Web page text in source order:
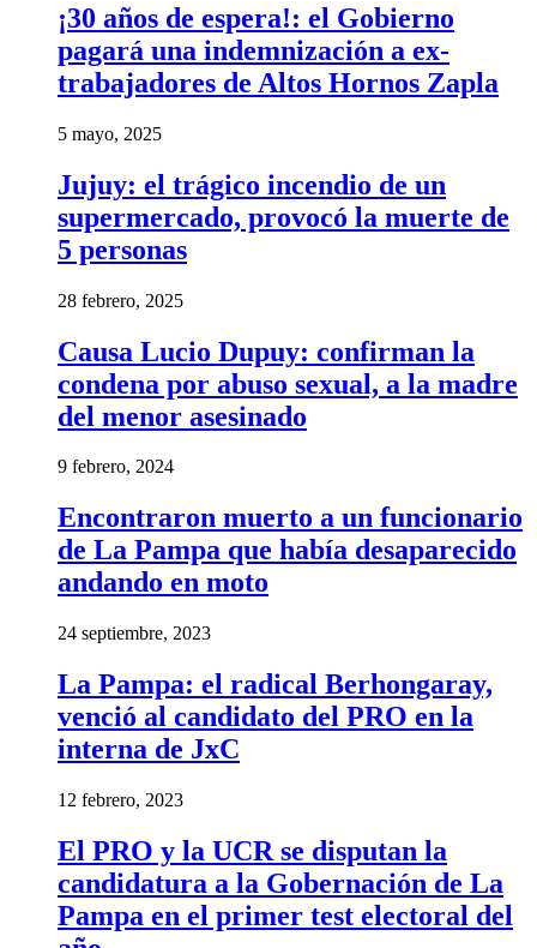
¡30 años de espera!: el Gobierno
pagará una indemnización a ex-
trabajadores de Altos Hornos Zapla
5 mayo, 2025
Jujuy: el trágico incendio de un
supermercado, provocó la muerte de
5 personas
28 febrero, 2025
Causa Lucio Dupuy: confirman la
condena por abuso sexual, a la madre
del menor asesinado
9 febrero, 2024
Encontraron muerto a un funcionario
de La Pampa que había desaparecido
andando en moto
24 septiembre, 2023
La Pampa: el radical Berhongaray,
venció al candidato del PRO en la
interna de JxC
12 febrero, 2023
El PRO y la UCR se disputan la
candidatura a la Gobernación de La
Pampa en el primer test electoral del